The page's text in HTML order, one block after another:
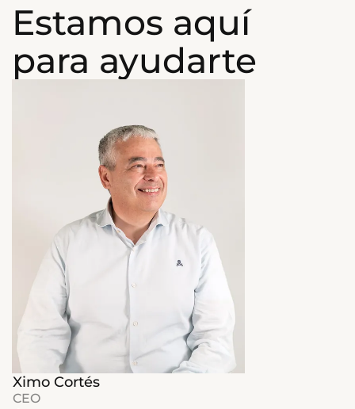
Estamos aquí
para ayudarte
Ximo Cortés
CEO